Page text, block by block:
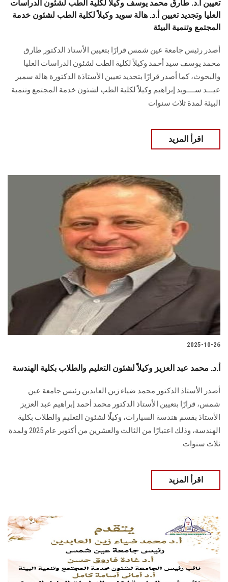
الموظفون
سجل الان
تعيين أ.د. طارق محمد يوسف وكيلاً لكلية الطب لشئون الدراسات
العليا وتجديد تعيين أ.د. هالة سويد وكيلاً لكلية الطب لشئون خدمة
المجتمع وتنمية البيئة
أصدر رئيس جامعة عين شمس قرارًا بتعيين الأستاذ الدكتور طارق
محمد يوسف سيد أحمد وكيلاً لكلية الطب لشئون الدراسات العليا
والبحوث، كما أصدر قرارًا بتجديد تعيين الأستاذة الدكتورة هالة سمير
عيـــد ســــويد إبراهيم وكيلاً لكلية الطب لشئون خدمة المجتمع وتنمية
البيئة لمدة ثلاث سنوات
اقرأ المزيد
2025-10-26
أ.د. محمد عبد العزيز وكيلاً لشئون التعليم والطلاب بكلية الهندسة
أصدر الأستاذ الدكتور محمد ضياء زين العابدين رئيس جامعة عين
شمس، قرارًا بتعيين الأستاذ الدكتور محمد أحمد إبراهيم عبد العزيز
الأستاذ بقسم هندسة السيارات، وكيلًا لشئون التعليم والطلاب بكلية
الهندسة، وذلك اعتبارًا من الثالث والعشرين من أكتوبر عام 2025 ولمدة
ثلاث سنوات.
اقرأ المزيد